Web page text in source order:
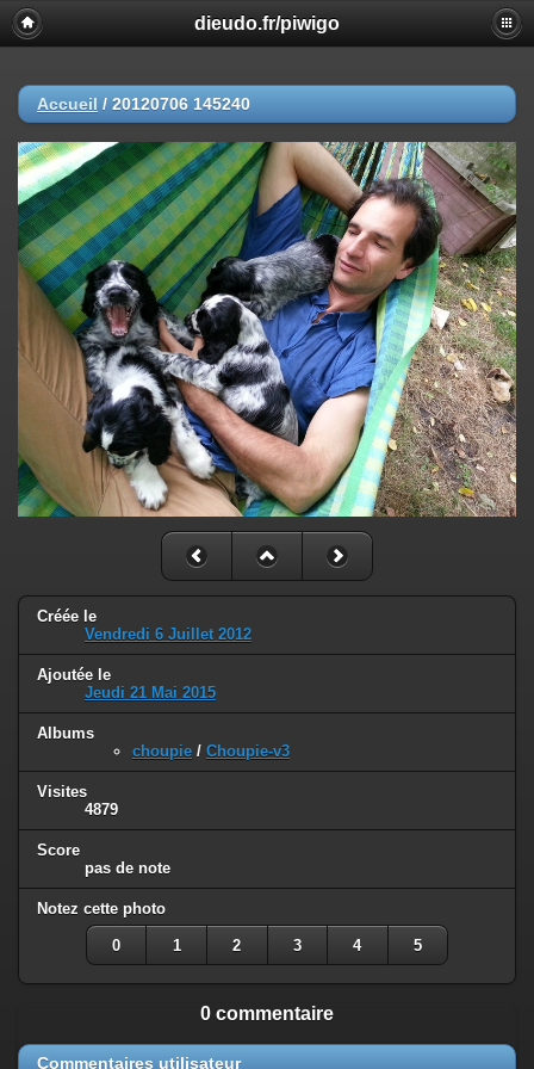
dieudo.fr/piwigo
Accueil / 20120706 145240
Créée le
Vendredi 6 Juillet 2012
Ajoutée le
Jeudi 21 Mai 2015
Albums
choupie / Choupie-v3
Visites
4879
Score
pas de note
Notez cette photo
0 1 2 3 4 5
0 commentaire
Commentaires utilisateur